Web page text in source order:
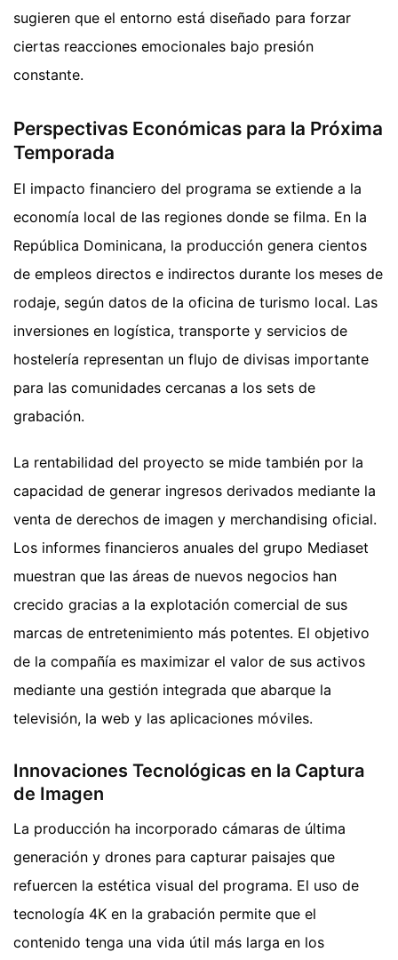
sugieren que el entorno está diseñado para forzar
ciertas reacciones emocionales bajo presión
constante.
Perspectivas Económicas para la Próxima
Temporada
El impacto financiero del programa se extiende a la
economía local de las regiones donde se filma. En la
República Dominicana, la producción genera cientos
de empleos directos e indirectos durante los meses de
rodaje, según datos de la oficina de turismo local. Las
inversiones en logística, transporte y servicios de
hostelería representan un flujo de divisas importante
para las comunidades cercanas a los sets de
grabación.
La rentabilidad del proyecto se mide también por la
capacidad de generar ingresos derivados mediante la
venta de derechos de imagen y merchandising oficial.
Los informes financieros anuales del grupo Mediaset
muestran que las áreas de nuevos negocios han
crecido gracias a la explotación comercial de sus
marcas de entretenimiento más potentes. El objetivo
de la compañía es maximizar el valor de sus activos
mediante una gestión integrada que abarque la
televisión, la web y las aplicaciones móviles.
Innovaciones Tecnológicas en la Captura
de Imagen
La producción ha incorporado cámaras de última
generación y drones para capturar paisajes que
refuercen la estética visual del programa. El uso de
tecnología 4K en la grabación permite que el
contenido tenga una vida útil más larga en los